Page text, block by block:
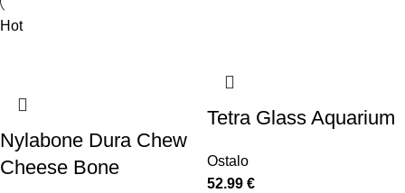
Hot
Nylabone Dura Chew
Cheese Bone
Tetra Glass Aquarium
Ostalo
52.99 €